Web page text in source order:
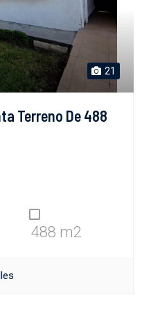
21
Terreno De 488
488 m2